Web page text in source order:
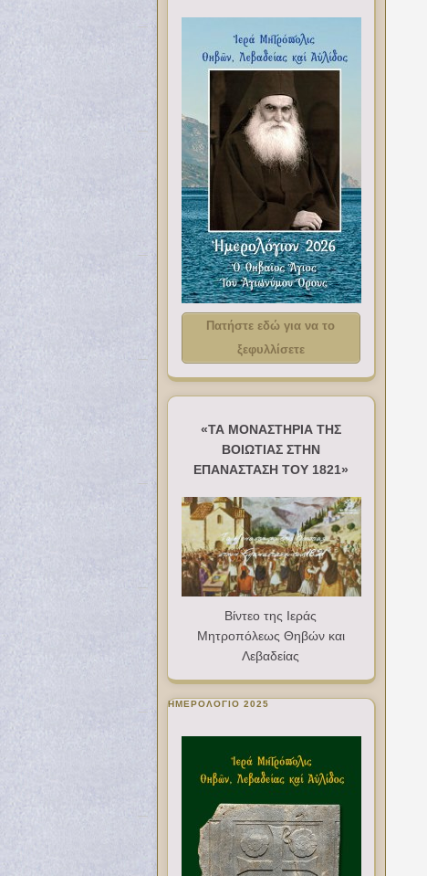
Πατήστε εδώ για να το
ξεφυλλίσετε
«ΤΑ ΜΟΝΑΣΤΗΡΙΑ ΤΗΣ
ΒΟΙΩΤΙΑΣ ΣΤΗΝ
ΕΠΑΝΑΣΤΑΣΗ ΤΟΥ 1821»
Βίντεο της Ιεράς
Μητροπόλεως Θηβών και
Λεβαδείας
ΗΜΕΡΟΛΟΓΙΟ 2025